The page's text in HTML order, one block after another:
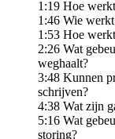
1:19 Hoe
1:46 Wie
1:53 Hoe
2:26 Wat
weghaalt?
3:48 Kunnen
schrijven?
4:38 Wat zijn
5:16 Wat
storing?